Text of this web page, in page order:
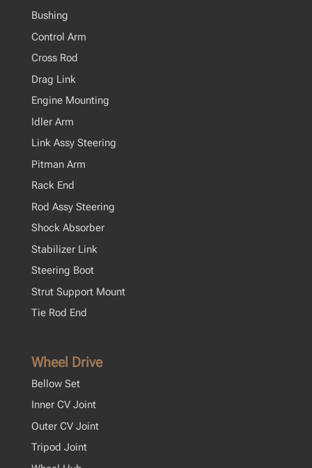
Bushing
Control Arm
Cross Rod
Drag Link
Engine Mounting
Idler Arm
Link Assy Steering
Pitman Arm
Rack End
Rod Assy Steering
Shock Absorber
Stabilizer Link
Steering Boot
Strut Support Mount
Tie Rod End
Wheel Drive
Bellow Set
Inner CV Joint
Outer CV Joint
Tripod Joint